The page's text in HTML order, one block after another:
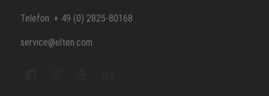
Telefon: + 49 (0) 2825-80168
service@elten.com